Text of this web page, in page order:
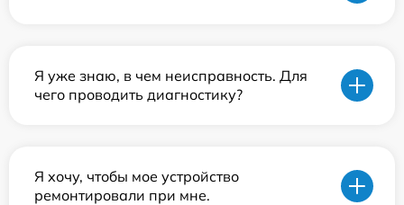
Я уже знаю, в чем неисправность. Для
чего проводить диагностику?
Я хочу, чтобы мое устройство
ремонтировали при мне.